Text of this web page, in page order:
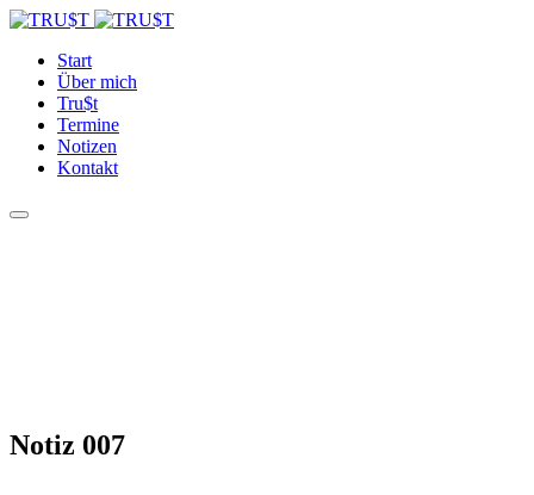
Start
Über mich
Tru$t
Termine
Notizen
Kontakt
Notiz 007